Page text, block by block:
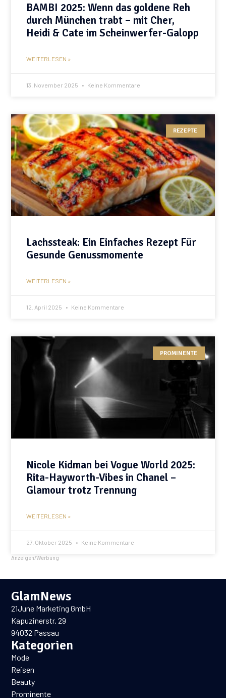
BAMBI 2025: Wenn das goldene Reh
durch München trabt – mit Cher,
Heidi & Cate im Scheinwerfer-Galopp
WEITERLESEN »
13. November 2025 Keine Kommentare
REZEPTE
Lachssteak: Ein Einfaches Rezept Für
Gesunde Genussmomente
WEITERLESEN »
12. April 2025 Keine Kommentare
PROMINENTE
Nicole Kidman bei Vogue World 2025:
Rita-Hayworth-Vibes in Chanel –
Glamour trotz Trennung
WEITERLESEN »
27. Oktober 2025 Keine Kommentare
Anzeigen/Werbung
GlamNews
21June Marketing GmbH
Kapuzinerstr. 29
94032 Passau
Kategorien
Mode
Reisen
Beauty
Prominente